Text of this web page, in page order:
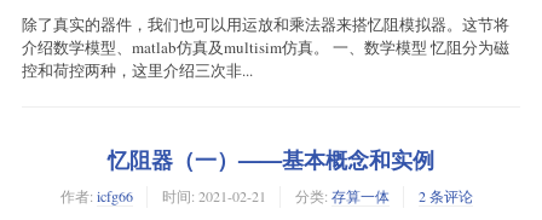
除了真实的器件，我们也可以用运放和乘法器来搭忆阻模拟器。这节将
介绍数学模型、matlab仿真及multisim仿真。 一、数学模型 忆阻分为磁
控和荷控两种，这里介绍三次非...
忆阻器（一）——基本概念和实例
作者: icfg66 时间: 2021-02-21 分类: 存算一体 2 条评论